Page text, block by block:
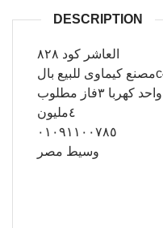
DESCRIPTION
العاشر كود ٨٢٨
مصنع كيماوى للبيع بالc4 مساحته الاجماليه ٨١٦ متر
صافى المبانى ٢٥٦ متر دور واحد كهربا ٣فاز مطلوب
٤مليون
٠١٠٩١١٠٠٧٨٥
وسيط مصر